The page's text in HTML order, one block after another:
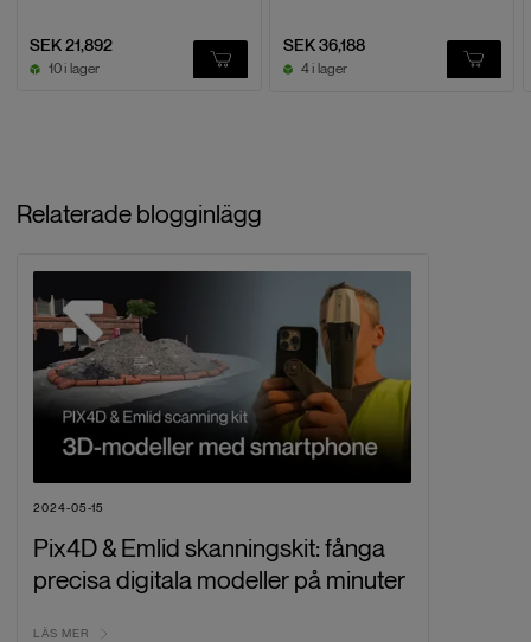
SEK 21,892
10 i lager
SEK 36,188
4 i lager
Relaterade blogginlägg
2024-05-15
Pix4D & Emlid skanningskit: fånga
precisa digitala modeller på minuter
LÄS MER